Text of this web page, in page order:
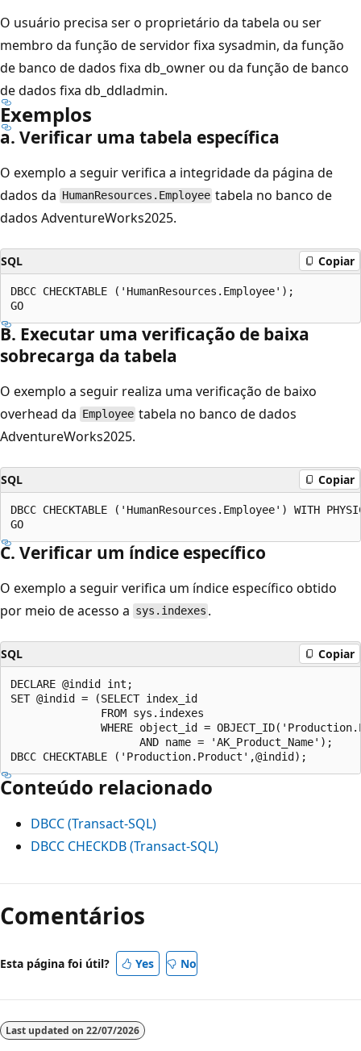
O usuário precisa ser o proprietário da tabela ou ser
membro da função de servidor fixa sysadmin, da função
de banco de dados fixa db_owner ou da função de banco
de dados fixa db_ddladmin.
Exemplos
a. Verificar uma tabela específica
O exemplo a seguir verifica a integridade da página de
dados da HumanResources.Employee tabela no banco de
dados AdventureWorks2025.
SQL Copiar
DBCC CHECKTABLE ('HumanResources.Employee');
B. Executar uma verificação de baixa
sobrecarga da tabela
O exemplo a seguir realiza uma verificação de baixo
overhead da Employee tabela no banco de dados
AdventureWorks2025.
SQL Copiar
DBCC CHECKTABLE ('HumanResources.Employee') WITH
C. Verificar um índice específico
O exemplo a seguir verifica um índice específico obtido
por meio de acesso a sys.indexes .
SQL Copiar
DECLARE @indid int;
SET @indid = (SELECT index_id
              FROM sys.indexes
WHERE object_id =
                    AND name = 'AK_Product_Name');
Conteúdo relacionado
DBCC (Transact-SQL)
DBCC CHECKDB (Transact-SQL)
Comentários
Esta página foi útil? Yes No
Last updated on 22/07/2026